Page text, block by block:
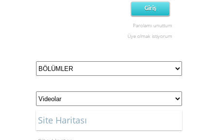
Parolamı unuttum
Üye olmak istiyorum
Site Haritası